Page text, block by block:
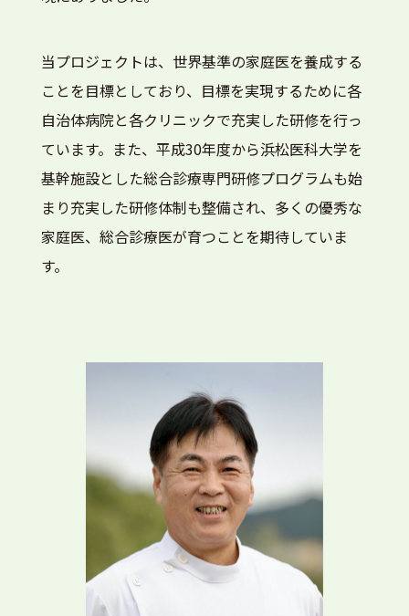
当プロジェクトは、世界基準の家庭医を養成する
ことを目標としており、目標を実現するために各
自治体病院と各クリニックで充実した研修を行っ
ています。また、平成30年度から浜松医科大学を
基幹施設とした総合診療専門研修プログラムも始
まり充実した研修体制も整備され、多くの優秀な
家庭医、総合診療医が育つことを期待していま
す。